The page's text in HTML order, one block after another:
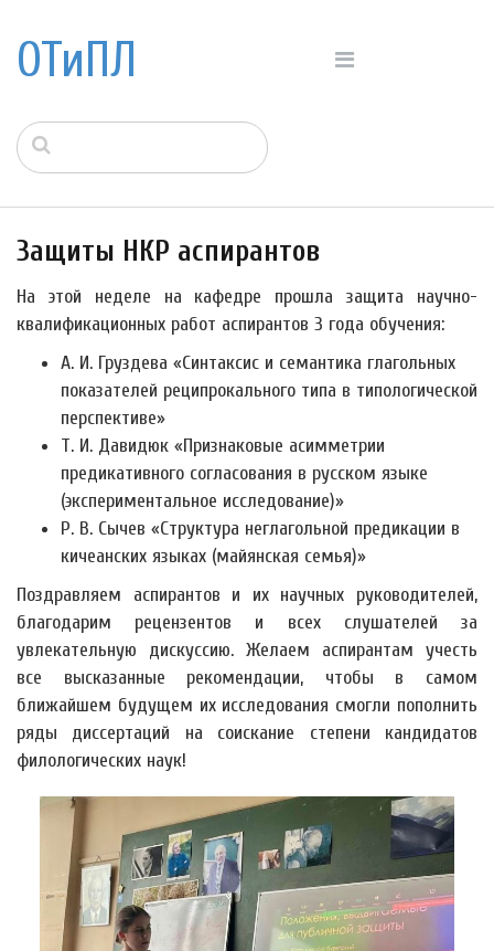
ОТиПЛ
Защиты НКР аспирантов
На этой неделе на кафедре прошла защита научно-
квалификационных работ аспирантов 3 года обучения:
А. И. Груздева «Синтаксис и семантика глагольных
показателей реципрокального типа в типологической
перспективе»
Т. И. Давидюк «Признаковые асимметрии
предикативного согласования в русском языке
(экспериментальное исследование)»
Р. В. Сычев «Структура неглагольной предикации в
кичеанских языках (майянская семья)»
Поздравляем аспирантов и их научных руководителей,
благодарим рецензентов и всех слушателей за
увлекательную дискуссию. Желаем аспирантам учесть
все высказанные рекомендации, чтобы в самом
ближайшем будущем их исследования смогли пополнить
ряды диссертаций на соискание степени кандидатов
филологических наук!